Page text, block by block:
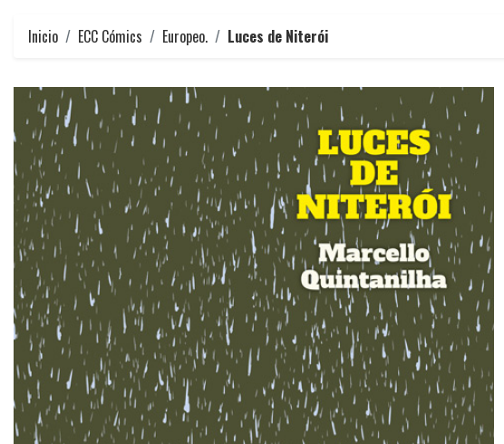
Inicio ECC Cómics Europeo. Luces de Niterói